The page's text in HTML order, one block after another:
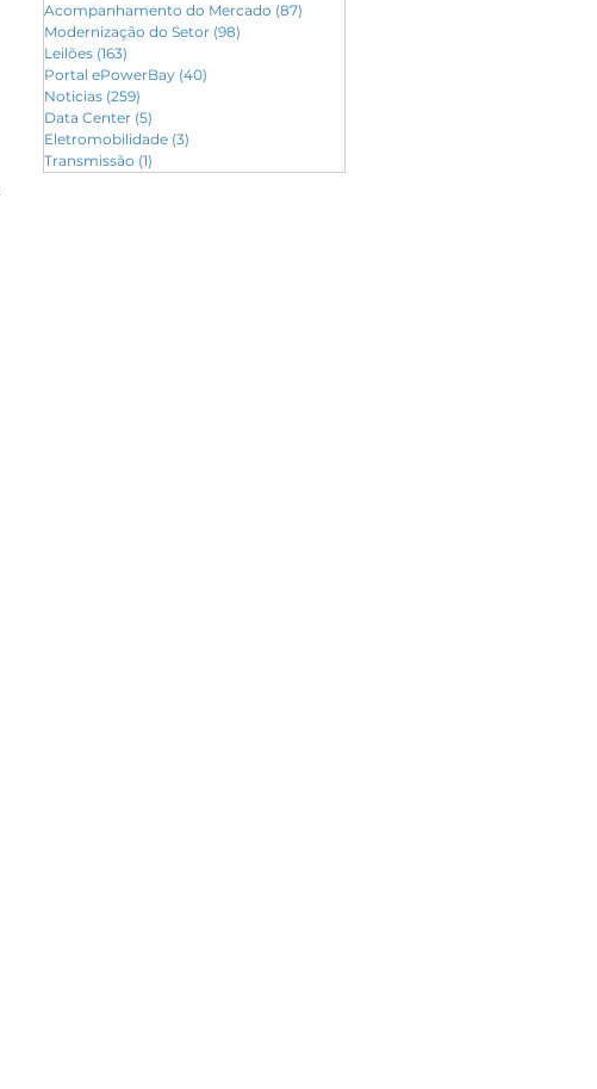
Acompanhamento do Mercado (87)
Modernização do Setor (98)
Leilões (163)
Portal ePowerBay (40)
Noticias (259)
Data Center (5)
Eletromobilidade (3)
Transmissão (1)